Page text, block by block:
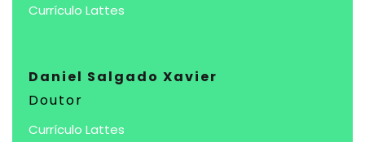
Currículo Lattes
Daniel Salgado Xavier
Doutor
Currículo Lattes